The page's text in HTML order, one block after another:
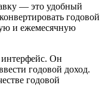
— это удобный
годовой
и ежемесячную
Он
годовой доход.
годовой